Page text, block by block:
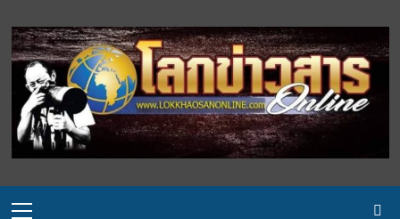
to
content